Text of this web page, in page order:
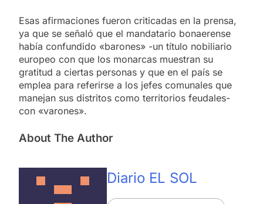
Esas afirmaciones fueron criticadas en la prensa,
ya que se señaló que el mandatario bonaerense
había confundido «barones» -un título nobiliario
europeo con que los monarcas muestran su
gratitud a ciertas personas y que en el país se
emplea para referirse a los jefes comunales que
manejan sus distritos como territorios feudales-
con «varones».
About The Author
Diario EL SOL